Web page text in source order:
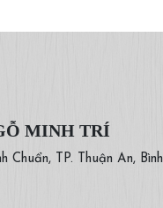
MINH TRÍ
Chuẩn, TP. Thuận An, Bình